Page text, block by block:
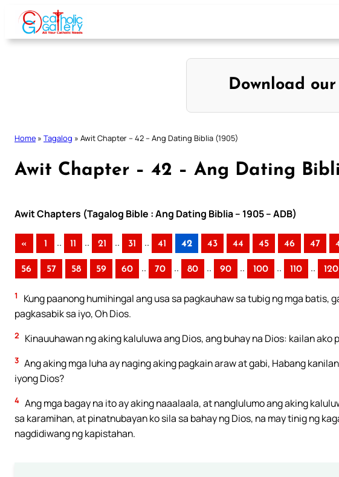
Skip
content
Download
Home » Tagalog » Awit Chapter – 42 – Ang Dating Biblia (1905)
Awit Chapter – 42 – Ang Dating
Awit Chapters (Tagalog Bible : Ang Dating Biblia – 1905 – ADB)
« 1 .. 11 .. 21 .. 31 .. 41 42 43 44 45 46 47
56 57 58 59 60 .. 70 .. 80 .. 90 .. 100 .. 110 .. 120
1
Kung paanong humihingal ang usa sa pagkauhaw sa tubig ng mga batis,
pagkasabik sa iyo, Oh Dios.
2 Kinauuhawan ng aking kaluluwa ang Dios, ang buhay na Dios: kailan ako
3 Ang aking mga luha ay naging aking pagkain araw at gabi, Habang
iyong Dios?
4 Ang mga bagay na ito ay aking naaalaala, at nanglulumo ang aking
sa karamihan, at pinatnubayan ko sila sa bahay ng Dios, na may tinig ng
nagdidiwang ng kapistahan.